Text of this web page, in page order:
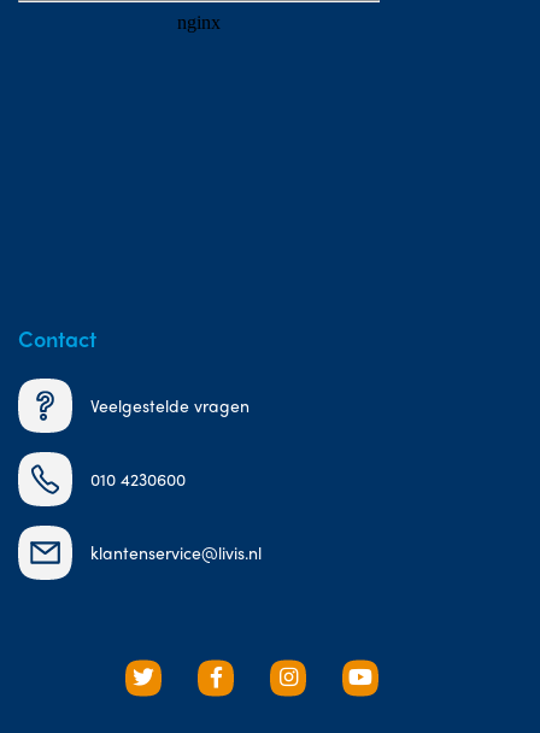
Contact
Veelgestelde vragen
010 4230600
klantenservice@livis.nl